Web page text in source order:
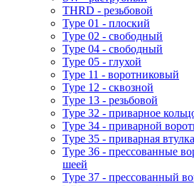
THRD - резьбовой
Type 01 - плоский
Type 02 - свободный
Type 04 - свободный
Type 05 - глухой
Type 11 - воротниковый
Type 12 - сквозной
Type 13 - резьбовой
Type 32 - приварное
Type 34 - приварной
Type 35 - приварная втулка
Type 36 - прессованные
шеей
Type 37 - прессованный